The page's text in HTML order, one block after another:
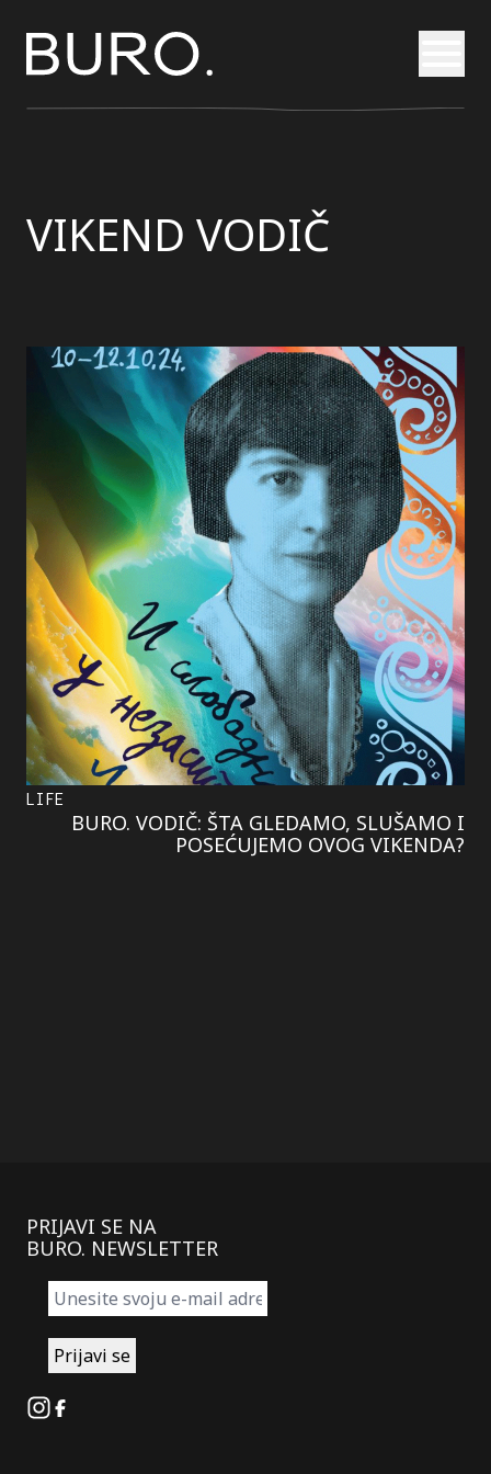
VIKEND VODIČ
LIFE
BURO. VODIČ: ŠTA GLEDAMO, SLUŠAMO I
POSEĆUJEMO OVOG VIKENDA?
PRIJAVI SE NA
BURO. NEWSLETTER
Instagram
Facebook